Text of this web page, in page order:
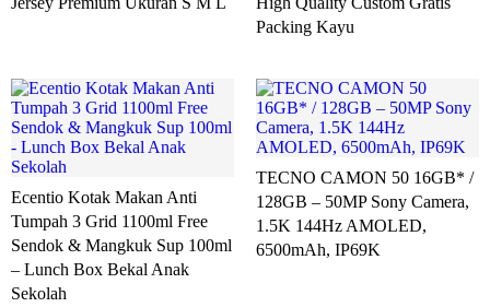
Packing Kayu
Ecentio Kotak Makan Anti
Tumpah 3 Grid 1100ml Free
Sendok & Mangkuk Sup 100ml
– Lunch Box Bekal Anak
Sekolah
TECNO CAMON 50 16GB* /
128GB – 50MP Sony Camera,
1.5K 144Hz AMOLED,
6500mAh, IP69K